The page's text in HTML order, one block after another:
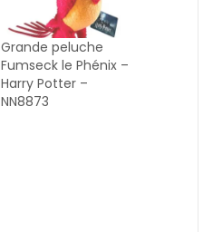
Grande peluche
Fumseck le Phénix –
Harry Potter –
NN8873